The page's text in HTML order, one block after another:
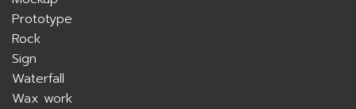
Prototype
Rock
Sign
Waterfall
Wax work